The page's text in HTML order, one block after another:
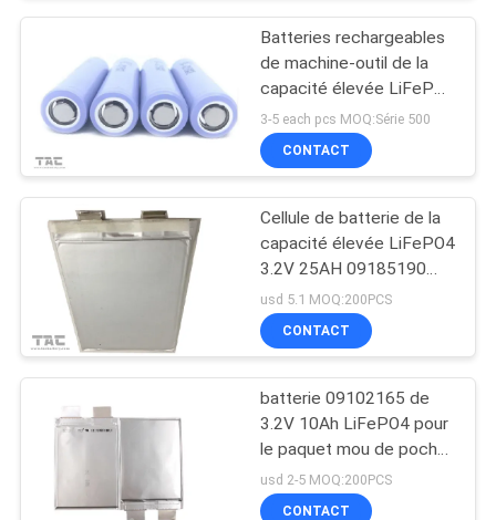
DEMANDEZ
UNE
CITATION
PLAN
SITE
PRIVACY
Batteries rechargeables
de machine-outil de la
capacité élevée LiFePo4
21700 4200mAh 3.2V
3-5 each pcs MOQ:Série 500
CONTACT
Cellule de batterie de la
capacité élevée LiFePO4
3.2V 25AH 09185190
pour E - voiture E -
scooter
usd 5.1 MOQ:200PCS
CONTACT
batterie 09102165 de
3.2V 10Ah LiFePO4 pour
le paquet mou de poche
de batterie de station de
charge
usd 2-5 MOQ:200PCS
CONTACT